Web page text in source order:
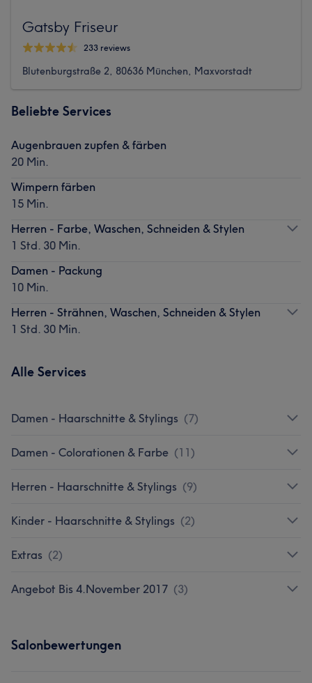
Gatsby Friseur
233 reviews
Blutenburgstraße 2, 80636 München, Maxvorstadt
Beliebte Services
Augenbrauen zupfen & färben
20 Min.
Wimpern färben
15 Min.
Herren - Farbe, Waschen, Schneiden & Stylen
1 Std. 30 Min.
Damen - Packung
10 Min.
Herren - Strähnen, Waschen, Schneiden & Stylen
1 Std. 30 Min.
Alle Services
Damen - Haarschnitte & Stylings (7)
Damen - Colorationen & Farbe (11)
Herren - Haarschnitte & Stylings (9)
Kinder - Haarschnitte & Stylings (2)
Extras (2)
Angebot Bis 4.November 2017 (3)
Salonbewertungen